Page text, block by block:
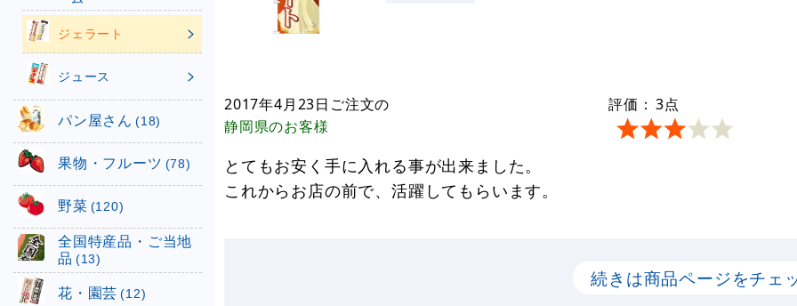
2017年4月23日 ご注文の
静岡県のお客様
評価： 3点
とてもお安く手に入れる事が出来ました。
これからお店の前で、活躍してもらいます。
続きは商品ページをチェ
ジェラート
ジュース
パン屋さん (18)
果物・フルーツ (78)
野菜 (120)
全国特産品・ご当地
品 (13)
花・園芸 (12)